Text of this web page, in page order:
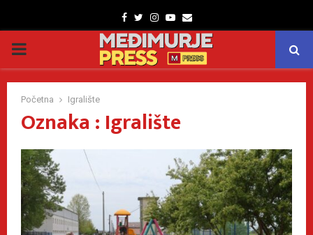
Facebook
TwitterInstagram
Youtube
Email
PRIMARY
MENU
Početna Igralište
Oznaka : Igralište